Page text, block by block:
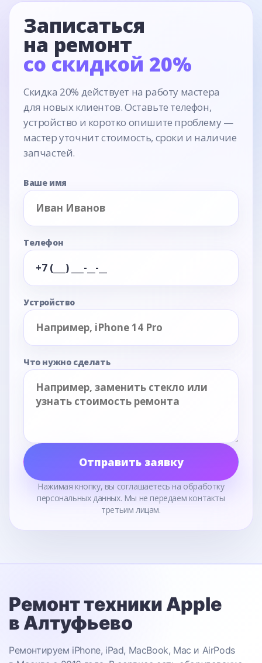
Записаться
на ремонт
со скидкой 20%
Скидка 20% действует на работу мастера
для новых клиентов. Оставьте телефон,
устройство и коротко опишите проблему —
мастер уточнит стоимость, сроки и наличие
запчастей.
Ваше имя
Телефон
Устройство
Что нужно сделать
Отправить заявку
Нажимая кнопку, вы соглашаетесь на обработку
персональных данных. Мы не передаем контакты
третьим лицам.
Ремонт техники Apple
в Алтуфьево
Ремонтируем iPhone, iPad, MacBook, Mac и AirPods